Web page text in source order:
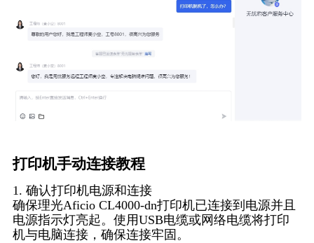
打印机手动连接教程
1. 确认打印机电源和连接
确保理光Aficio CL4000-dn打印机已连接到电源并且
电源指示灯亮起。使用USB电缆或网络电缆将打印
机与电脑连接，确保连接牢固。